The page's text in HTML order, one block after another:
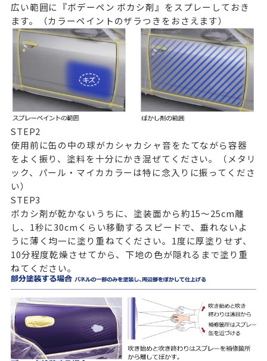
広い範囲に 『ボデーペン ボカシ剤』 をスプレーしておき
ます。（カラーペイントのザラつきをおさえます）
STEP2
使用前に缶の中の球がカシャカシャ音をたてながら容器
をよく振り、塗料を十分にかき混ぜてください。（メタリ
ック、パール・マイカカラーは特に念入りに振ってくださ
い）
STEP3
ボカシ剤が乾かないうちに、塗装面から約15～25cm離
し、1秒に30cmくらい移動するスピードで、垂れないよ
うに薄く均一に塗り重ねてください。1度に厚塗りせず、
10分程度乾燥させてから、下地の色が隠れるまで塗り重
ねてください。